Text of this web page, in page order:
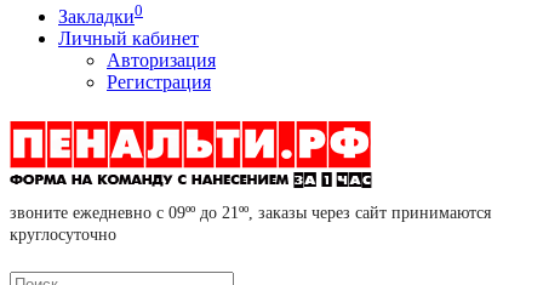
Закладки0
Личный кабинет
Авторизация
Регистрация
звоните ежедневно с 09ºº до 21ºº, заказы через сайт принимаются
круглосуточно